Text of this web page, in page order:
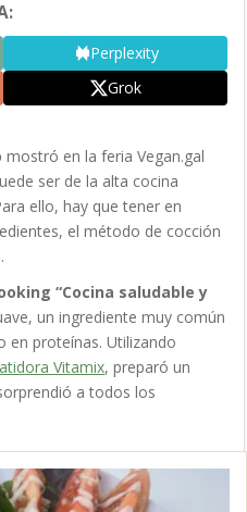
Perplexity
Grok
mostró en la feria Vegan.gal
ser de la alta cocina
ello, hay que tener en
el método de cocción
“Cocina saludable y
un ingrediente muy común
en proteínas. Utilizando
Vitamix, preparó un
a todos los